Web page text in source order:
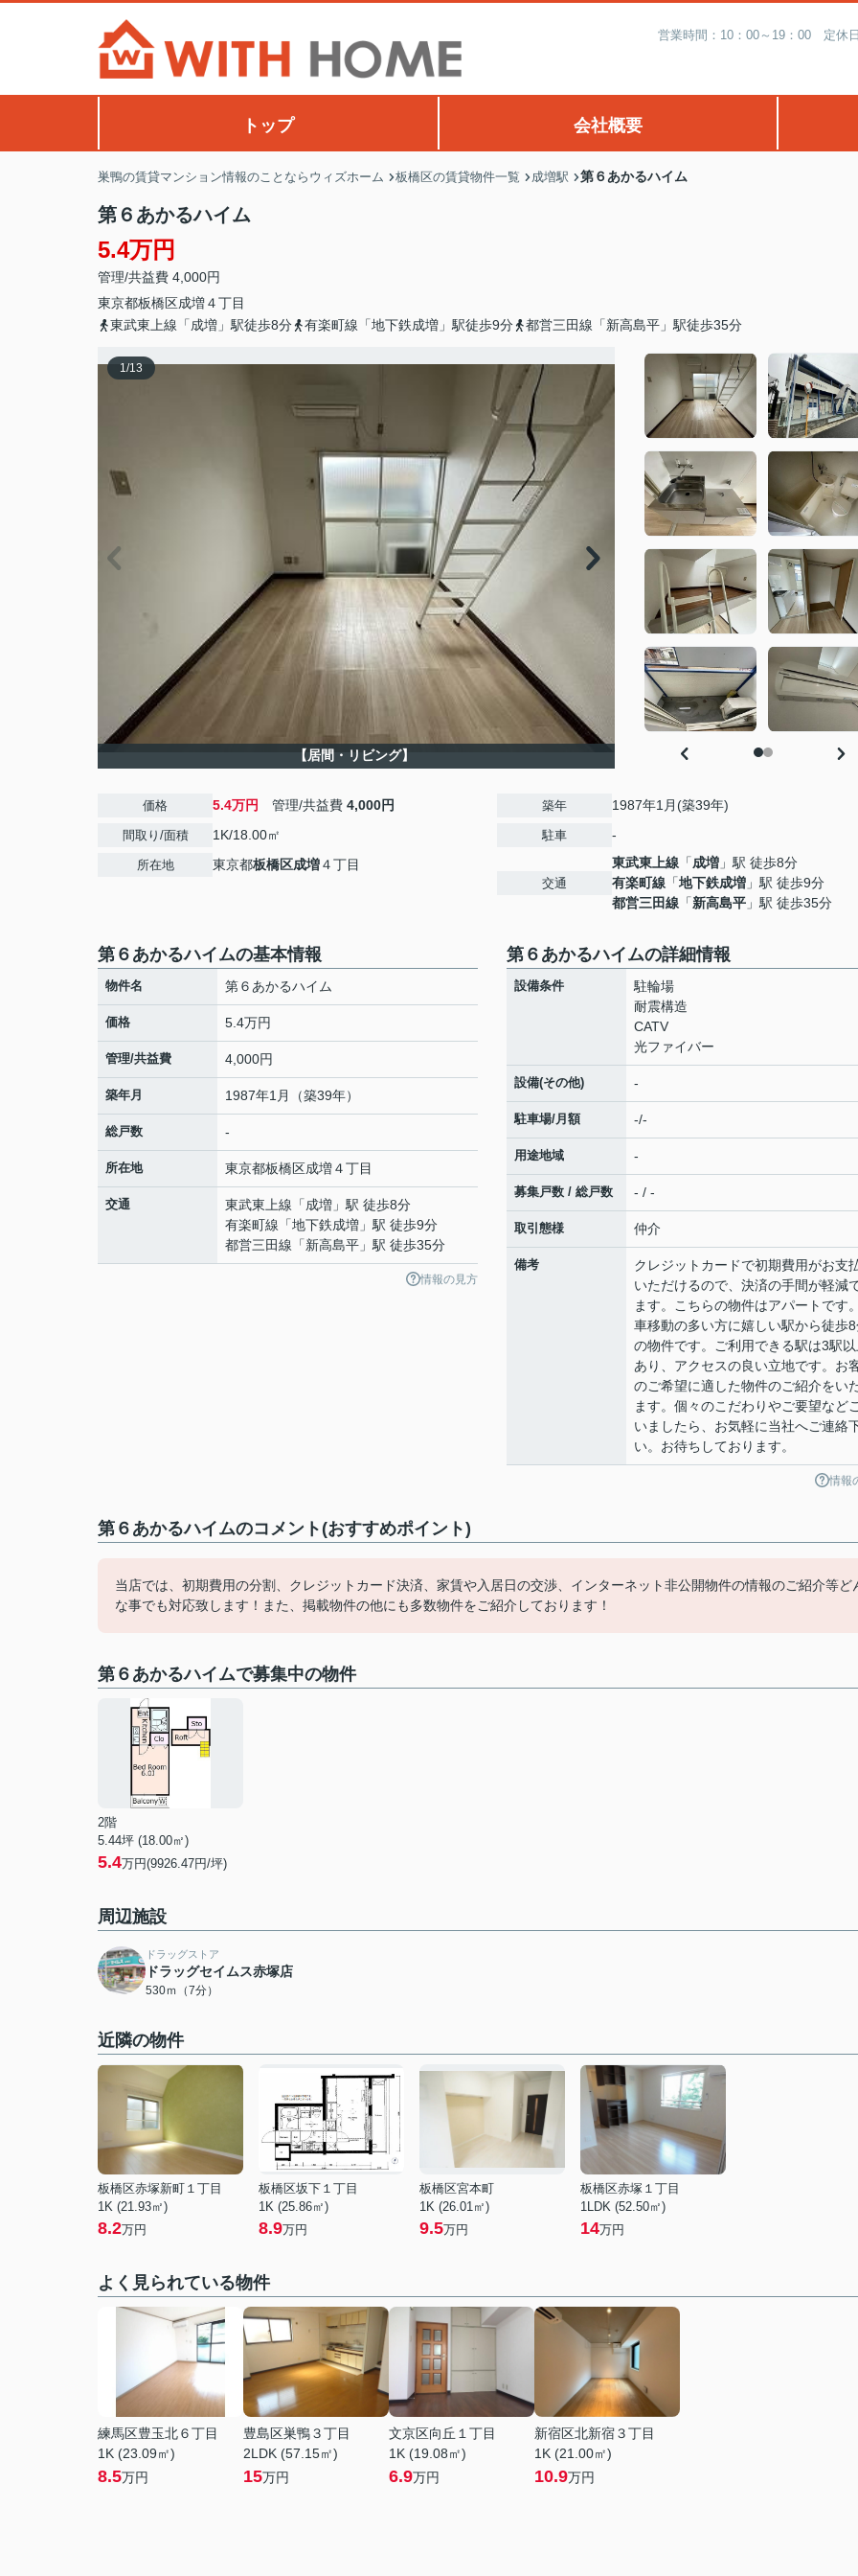
営業時間：10：00～19：00 定休
トップ 会社概要
巣鴨の賃貸マンション情報のことならウィズホーム 板橋区の賃貸物件一覧 成増駅 第６あかるハイム
第６あかるハイム
5.4万円
管理/共益費 4,000円
東京都板橋区成増４丁目
東武東上線「成増」駅徒歩8分
有楽町線「地下鉄成増」駅徒歩9分 都営三田線「新高島平」駅徒歩35分
1/13
【居間・リビング】
価格 5.4万円 管理/共益費 4,000円
間取り/面積 1K/18.00㎡
所在地 東京都板橋区成増４丁目
築年 1987年1月(築39年)
駐車 -
交通
東武東上線 「成増 」駅 徒歩8分
有楽町線 「地下鉄成増 」駅 徒歩9分
都営三田線 「新高島平 」駅 徒歩35分
第６あかるハイムの基本情報
物件名 第６あかるハイム
価格 5.4万円
管理/共益費 4,000円
築年月 1987年1月（築39年）
総戸数 -
所在地 東京都板橋区成増４丁目
交通 東武東上線 「成増 」駅 徒歩8分
有楽町線 「地下鉄成増 」駅 徒歩9分
都営三田線 「新高島平 」駅 徒歩35分
情報の見方
第６あかるハイムの詳細情報
設備条件
駐輪場
耐震構造
CATV
光ファイバー
設備(その他) -
駐車場/月額 -/-
用途地域 -
募集戸数 / 総戸数 - / -
取引態様 仲介
備考
クレジットカードで初期費用がお支
いただけるので、決済の手間が軽減
ます。こちらの物件はアパートです
車移動の多い方に嬉しい駅から徒歩
の物件です。ご利用できる駅は3駅以
あり、アクセスの良い立地です。お
のご希望に適した物件のご紹介をい
ます。個々のこだわりやご要望など
いましたら、お気軽に当社へご連絡
い。お待ちしております。
情報
第６あかるハイムのコメント(おすすめポイント)
当店では、初期費用の分割、クレジットカード決済、家賃や入居日の交渉、インターネット非公開物件の情報のご紹介等ど
な事でも対応致します！また、掲載物件の他にも多数物件をご紹介しております！
第６あかるハイムで募集中の物件
2階
5.44坪 (18.00㎡)
5.4万円(9926.47円/坪)
周辺施設
ドラッグストア
ドラッグセイムス赤塚店
530ｍ（7分）
近隣の物件
板橋区赤塚新町１丁目
1K (21.93㎡)
8.2万円
板橋区坂下１丁目
1K (25.86㎡)
8.9万円
板橋区宮本町
1K (26.01㎡)
9.5万円
板橋区赤塚１丁目
1LDK (52.50㎡)
14万円
よく見られている物件
練馬区豊玉北６丁目
1K (23.09㎡)
8.5万円
豊島区巣鴨３丁目
2LDK (57.15㎡)
15万円
文京区向丘１丁目
1K (19.08㎡)
6.9万円
新宿区北新宿３丁目
1K (21.00㎡)
10.9万円